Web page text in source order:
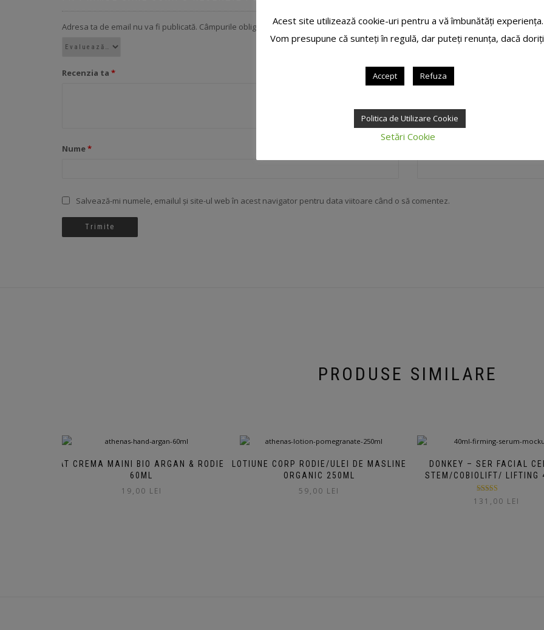
Adresa ta de email nu va fi publicată. Câmpurile obligatorii sunt marcate cu*Evaluarea ta*
Recenzia ta *
Nume*
Salvează-mi numele, emailul și site-ul web în acest navigator pentru data viitoare când o să comentez.
PRODUSE SIMILARE
AT CREMA MAINI BIO ARGAN & RODIE
60ML
19,00 LEI
LOTIUNE CORP RODIE/ULEI DE MASLINE
ORGANIC 250ML
59,00 LEI
DONKEY – SER FACIAL
STEM/COBIOLIFT/ LIFTING
Evaluat la
5.00din 5
131,00 LEI
Acest site utilizează cookie-uri pentru a vă îmbunătăți experiența.
Vom presupune că sunteți în regulă, dar puteți renunța, dacă
Accept Refuza
Politica de Utilizare Cookie
Setări Cookie